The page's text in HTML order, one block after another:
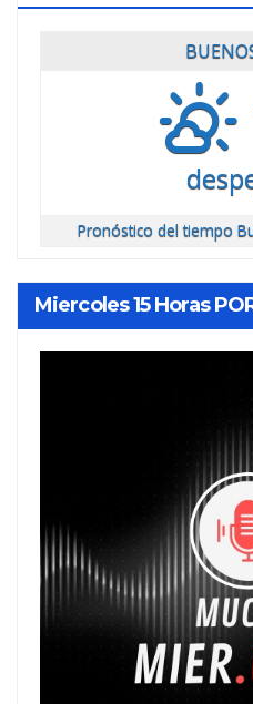
Pronóstico del tiempo
Miercoles 15 Horas